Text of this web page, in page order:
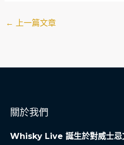
← 上一篇文章
關於我們
Whisky Live 誕生於對威士忌